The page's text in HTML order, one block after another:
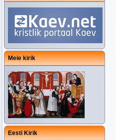
Meie kirik
Eesti Kirik